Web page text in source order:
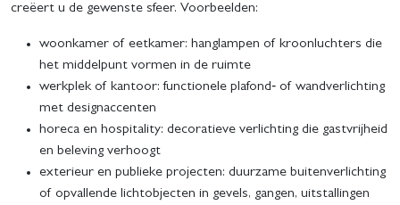
creëert u de gewenste sfeer. Voorbeelden:
woonkamer of eetkamer: hanglampen of kroonluchters die
het middelpunt vormen in de ruimte
werkplek of kantoor: functionele plafond‑ of wandverlichting
met designaccenten
horeca en hospitality: decoratieve verlichting die gastvrijheid
en beleving verhoogt
exterieur en publieke projecten: duurzame buitenverlichting
of opvallende lichtobjecten in gevels, gangen, uitstallingen